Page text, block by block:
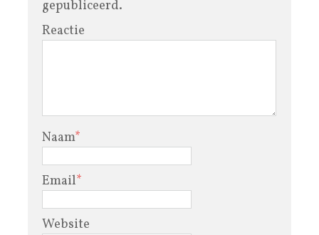
gepubliceerd.
Reactie
Naam*
Email*
Website